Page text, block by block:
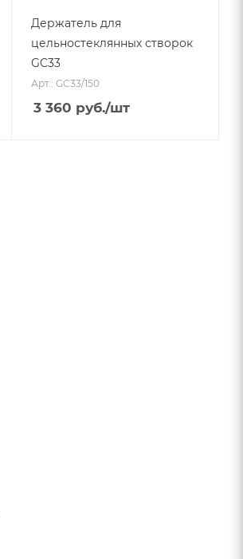
Держатель для
цельностеклянных створок
GC33
Арт.: GC33/150
3 360 руб./шт